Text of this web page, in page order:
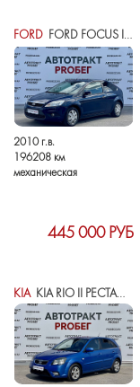
FORD FORD FOCUS II РЕСТАЙЛИНГ
2010 г.в.
196208 км
механическая
445 000 РУБ
KIAKIA RIO II РЕСТАЙЛИНГ